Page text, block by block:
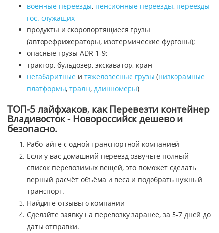
военные переезды, пенсионные переезды, переезды
гос. служащих
продукты и скоропортящиеся грузы
(авторефрижераторы, изотермические фургоны);
опасные грузы ADR 1-9;
трактор, бульдозер, экскаватор, кран
негабаритные и тяжеловесные грузы (низкорамные
платформы, тралы, длинномеры)
ТОП-5 лайфхаков, как Перевезти контейнер
Владивосток - Новороссийск дешево и
безопасно.
Работайте с одной транспортной компанией
Если у вас домашний переезд озвучьте полный
список перевозимых вещей, это поможет сделать
верный расчёт объёма и веса и подобрать нужный
транспорт.
Найдите отзывы о компании
Сделайте заявку на перевозку заранее, за 5-7 дней до
даты отправки.